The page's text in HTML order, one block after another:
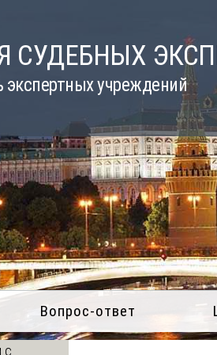
СУДЕБНЫХ
экспертных учреждений
Вопрос-ответ
с